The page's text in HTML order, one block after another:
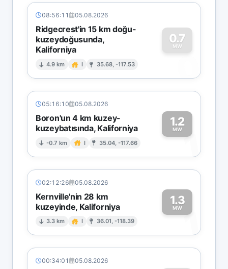
08:56:11 05.08.2026
Ridgecrest'in 15 km doğu-
kuzeydoğusunda,
Kaliforniya
4.9 km I 35.68, -117.53
0.7
MW
0
05:16:10 05.08.2026
Boron'un 4 km kuzey-
kuzeybatısında, Kaliforniya
-0.7 km I 35.04, -117.66
1.2
MW1
02:12:26 05.08.2026
Kernville'nin 28 km
kuzeyinde, Kaliforniya
3.3 km I 36.01, -118.39
1.3
MW1
00:34:01 05.08.2026